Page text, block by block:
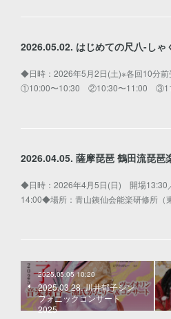
◆日時：2026年5月2日(土)※各回10分
①10:00〜10:30 ②10:30〜11:00
◆日時：2026年4月5日(日) 開場13:30
14:00◆場所：青山銕仙会能楽研修所（
2025.05.05 10:20
2025.03.28. 川井郁子シン
フォニックコンサート
2025